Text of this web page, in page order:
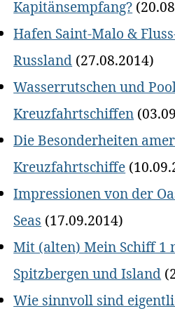
Kapitänsempfang?
Hafen Saint-Malo &
Russland (27.08.2014)
Wasserrutschen und
Kreuzfahrtschiffen
Die Besonderheiten
Kreuzfahrtschiffe
Impressionen von der
Seas (17.09.2014)
Mit (alten) Mein Schiff 1
Spitzbergen und Island
Wie sinnvoll sind